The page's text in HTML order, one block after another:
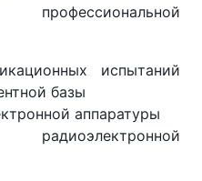
испытаний
базы
аппаратуры
радиоэлектронной